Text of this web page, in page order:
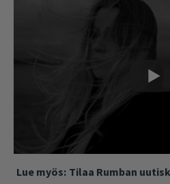
Lue myös: Tilaa Rumban